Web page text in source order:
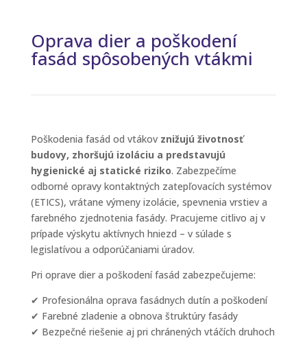
Oprava dier a poškodení
fasád spôsobených vtákmi
Poškodenia fasád od vtákovznižujú životnosť
budovy, zhoršujú izoláciu a predstavujú
hygienické aj statické riziko. Zabezpečíme
odborné opravy kontaktných zatepľovacích systémov
(ETICS), vrátane výmeny izolácie, spevnenia vrstiev a
farebného zjednotenia fasády. Pracujeme citlivo aj v
prípade výskytu aktívnych hniezd – v súlade s
legislatívou a odporúčaniami úradov.
Pri oprave dier a poškodení fasád zabezpečujeme:
✔ Profesionálna oprava fasádnych dutín a poškodení
✔ Farebné zladenie a obnova štruktúry fasády
✔ Bezpečné riešenie aj pri chránených vtáčích druhoch